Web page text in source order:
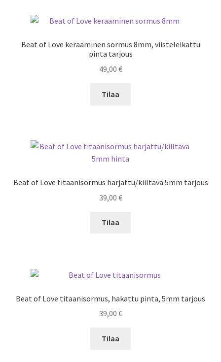
Beat of Love keraaminen sormus 8mm, viisteleikattu
pinta tarjous
49,00 €
Tilaa
Beat of Love titaanisormus harjattu/kiiltävä 5mm tarjous
39,00 €
Tilaa
Beat of Love titaanisormus, hakattu pinta, 5mm tarjous
39,00 €
Tilaa